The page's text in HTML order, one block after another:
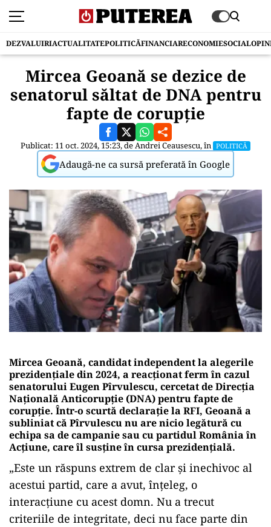
DEZVALUIRIACTUALITATEPOLITICĂFINANCIARECONOMIESOCIAL
Mircea Geoană se dezice de
senatorul săltat de DNA pentru
fapte de corupție
Publicat: 11 oct. 2024, 15:23, deAndrei Ceausescu, în POLITICĂ
Adaugă-ne ca sursă preferată în Google
Mircea Geoană, candidat independent la alegerile
prezidențiale din 2024, a reacționat ferm în cazul
senatorului Eugen Pîrvulescu, cercetat de Direcția
Națională Anticorupție (DNA) pentru fapte de
corupție. Într-o scurtă declarație la RFI, Geoană a
subliniat că Pîrvulescu nu are nicio legătură cu
echipa sa de campanie sau cu partidul România în
Acțiune, care îl susține în cursa prezidențială.
„Este un răspuns extrem de clar și inechivoc al
acestui partid, care a avut, înțeleg, o
interacțiune cu acest domn. Nu a trecut
criteriile de integritate, deci nu face parte din